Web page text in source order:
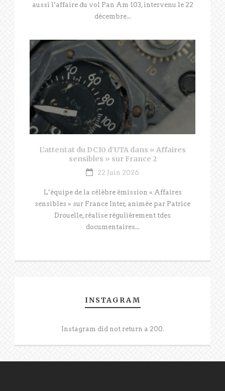
aussi l’affaire du vol Pan Am 103, intervenu le 22
décembre...
L’attentat du DC10 d’UTA dans « Affaires
sensibles » sur France 2
22 Juin 2026
L’équipe de la célèbre émission « Affaires
sensibles » sur France Inter, animée par Patrice
Drouelle, réalise régulièrement tdes
documentaires...
INSTAGRAM
Instagram did not return a 200.